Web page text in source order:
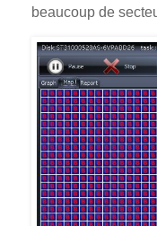
beaucoup de